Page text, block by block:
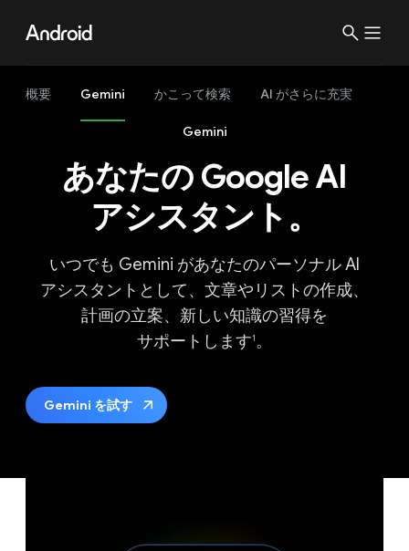
概要 Gemini か​こって​検索 AI が​さらに​充実
Gemini
あなたの Google AI
アシスタント。
いつでも Gemini が​あなたの​パーソナル AI
アシスタントと​して、​文章やリストの​作成、​
計画の​立案、​新しい​知識の​習得を​
サポートします1。
Gemini を​試す